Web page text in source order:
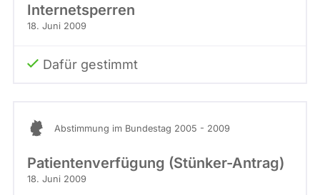
Internetsperren
18. Juni 2009
Dafür gestimmt
Abstimmung im Bundestag 2005 - 2009
Patientenverfügung (Stünker-Antrag)
18. Juni 2009